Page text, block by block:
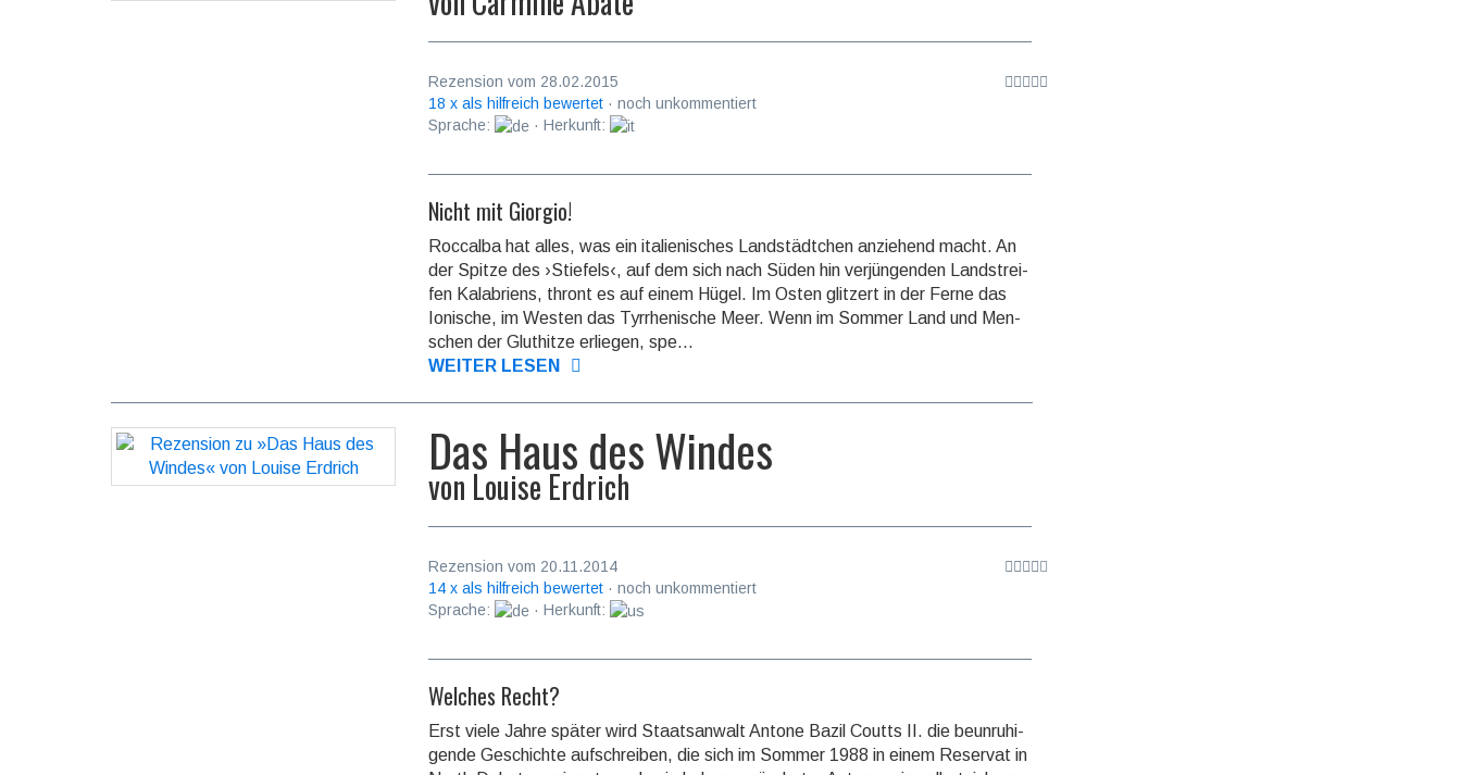
Rezension vom 28.02.2015
18 x als hilfreich bewertet · noch unkommentiert
Sprache:
· Herkunft:
Nicht mit Giorgio!
Roccalba hat alles, was ein italienisches Landstädtchen anziehend macht. An
der Spitze des ›Stiefels‹, auf dem sich nach Süden hin verjüngenden Land­strei­
fen Kalabriens, thront es auf einem Hügel. Im Osten glit­zert in der Ferne das
Ionische, im Westen das Tyrrhenische Meer. Wenn im Sommer Land und Men­
schen der Gluthitze erliegen, spe...
WEITER LESEN
Das Haus des Windes
von Louise Erdrich
Rezension vom 20.11.2014
14 x als hilfreich bewertet · noch unkommentiert
Sprache:
· Herkunft:
Welches Recht?
Erst viele Jahre später wird Staatsanwalt Antone Bazil Coutts II. die be­un­ru­hi­
gen­de Geschichte aufschrei­ben, die sich im Sommer 1988 in einem Re­ser­vat in